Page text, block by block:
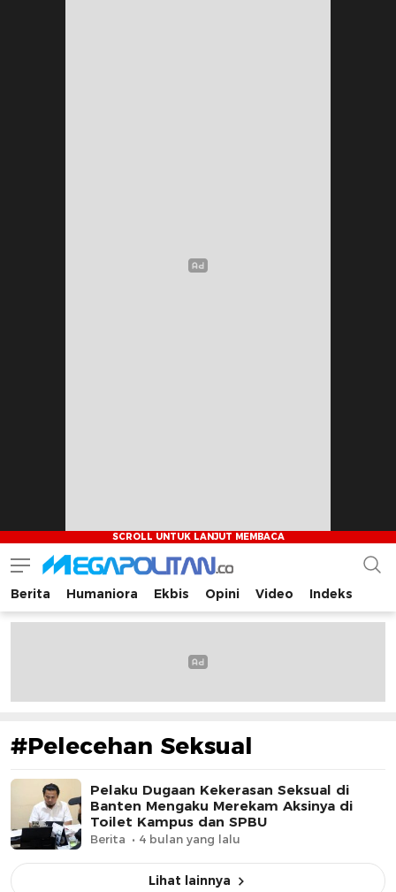
Megapolitan.co
Menyajikan berita-berita fakta bagi pembaca
Berita Humaniora Ekbis Opini Video Indeks
#Pelecehan Seksual
Pelaku Dugaan Kekerasan Seksual di
Banten Mengaku Merekam Aksinya di
Toilet Kampus dan SPBU
Berita 4 bulan yang lalu
Lihat lainnya